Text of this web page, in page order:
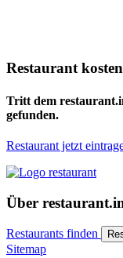
Restaurant
Tritt dem
gefunden.
Restaurant jetzt
Über
Restaurants finden
Sitemap